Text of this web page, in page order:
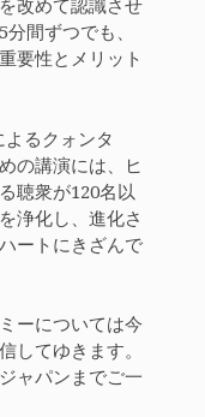
改めて認識させ
間ずつでも、
要性とメリット
るクォンタ
の講演には、ヒ
聴衆が120名以
浄化し、進化さ
ートにきざんで
ーについては今
してゆきます。
ャパンまでご一